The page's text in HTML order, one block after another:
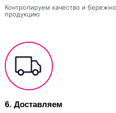
Контролируем качество и
продукцию
6. Доставляем